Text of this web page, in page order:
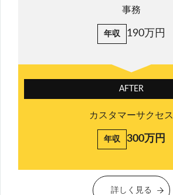
事務
年収 190万円
AFTER
カスタマーサクセス
年収 300万円
詳しく見る